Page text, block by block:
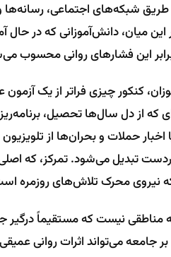
طریق شبکه‌های اجتماعی،
میان، دانش‌آموزانی که در حال
این فشارهای روانی محسوب
کنکور چیزی فراتر از یک
که از دل سال‌ها تحصیل،
حملات و بحران‌ها از
تبدیل می‌شود. تمرکز، که
نیروی محرک تلاش‌های روزمره
نیست که مستقیماً درگیر
می‌تواند اثرات روانی